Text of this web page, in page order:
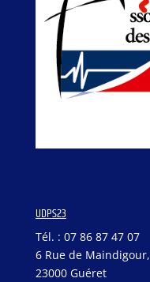
UDPS23
Tél. : 07 86 87 47 07
6 Rue de Maindigour,
23000 Guéret